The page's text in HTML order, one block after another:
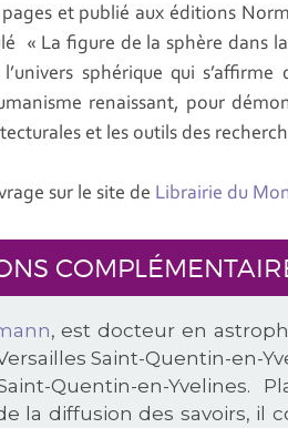
et publié aux éditions
« La figure de la sphère dans
sphérique qui
renaissant, pour
et les outils des
sur le site de Librairie du
, est docteur en
Saint-Quentin-en-
Quentin-en-Yvelines.
la diffusion des savoirs, il